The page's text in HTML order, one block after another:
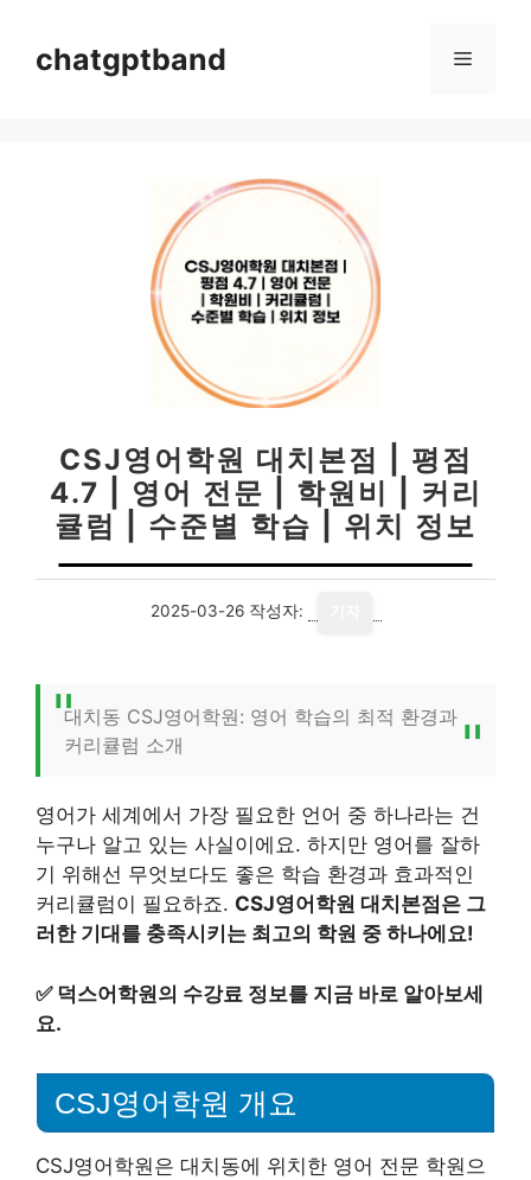
chatgptband 메
CSJ영어학원 대치본점 | 평점
4.7 | 영어 전문 | 학원비 | 커리
큘럼 | 수준별 학습 | 위치 정보
2025-03-26 작성자:
대치동 CSJ영어학원: 영어 학습의 최적 환경과
커리큘럼 소개
영어가 세계에서 가장 필요한 언어 중 하나라는 건
누구나 알고 있는 사실이에요. 하지만 영어를 잘하
기 위해선 무엇보다도 좋은 학습 환경과 효과적인
커리큘럼이 필요하죠. CSJ영어학원 대치본점은 그
러한 기대를 충족시키는 최고의 학원 중 하나에요!
✅ 덕스어학원의 수강료 정보를 지금 바로 알아보세
요.
CSJ영어학원 개요
CSJ영어학원은 대치동에 위치한 영어 전문 학원으